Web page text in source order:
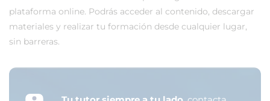
plataforma online. Podrás acceder al contenido, descargar
materiales y realizar tu formación desde cualquier lugar,
sin barreras.